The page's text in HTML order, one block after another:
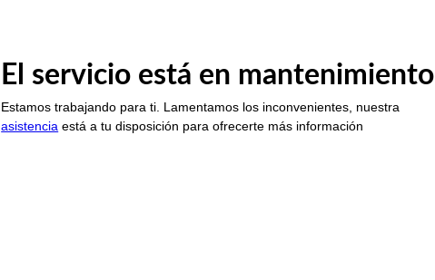
El servicio está en mantenimiento
Estamos trabajando para ti. Lamentamos los inconvenientes, nuestra
asistencia está a tu disposición para ofrecerte más información